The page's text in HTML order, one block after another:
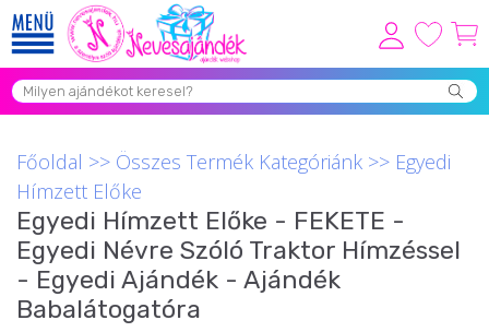
Viszonteladóknak
Grill Party Kellékek ❤️
Egyedi Ajándékok Rendelés
Összes Ajándék Kategória ⭐
Vicces Pólók
Főoldal >> Összes Termék Kategóriánk >> Egyedi
Hímzett Előke
Egyedi Hímzett Előke - FEKETE -
Egyedi Névre Szóló Traktor Hímzéssel
- Egyedi Ajándék - Ajándék
Babalátogatóra